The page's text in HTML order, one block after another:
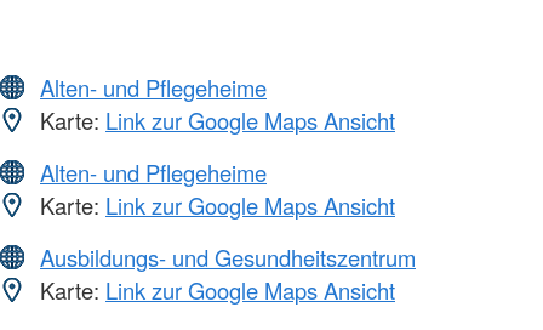
Alten- und Pflegeheime
Karte: Link zur Google Maps Ansicht
Alten- und Pflegeheime
Karte: Link zur Google Maps Ansicht
Ausbildungs- und Gesundheitszentrum
Karte: Link zur Google Maps Ansicht